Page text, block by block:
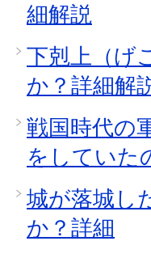
細解説
下剋上（げ
か？詳細解
戦国時代の
をしていた
城が落城し
か？詳細